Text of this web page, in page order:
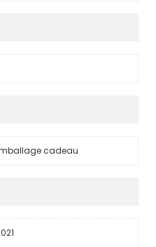
cadeau